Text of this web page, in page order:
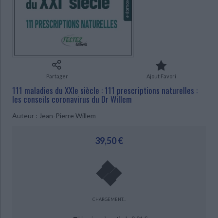
CHARGEMENT...
Classiques scolaires
Littérature de voyage
Littérature en version originale Humour
Ecologie - Environnement
Histoire de France
Histoire - Généralités
Histoire ancienne
Culture scientifique
Danse
Partager Ajout Favori
111 maladies du XXIe siècle : 111 prescriptions naturelles :
les conseils coronavirus du Dr Willem
Auteur : Jean-Pierre Willem
39,50 €
CHARGEMENT...